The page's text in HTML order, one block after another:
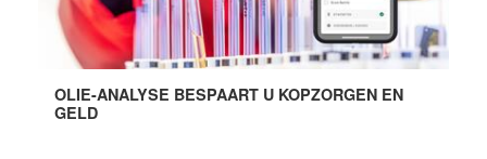
OLIE-ANALYSE BESPAART U KOPZORGEN EN
GELD